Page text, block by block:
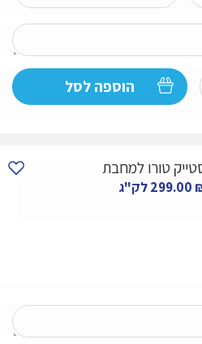
הוספה לסל
טורו למחבת
299.00לק"ג